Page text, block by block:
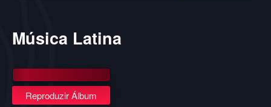
Música Latina
Reproduzir Álbum